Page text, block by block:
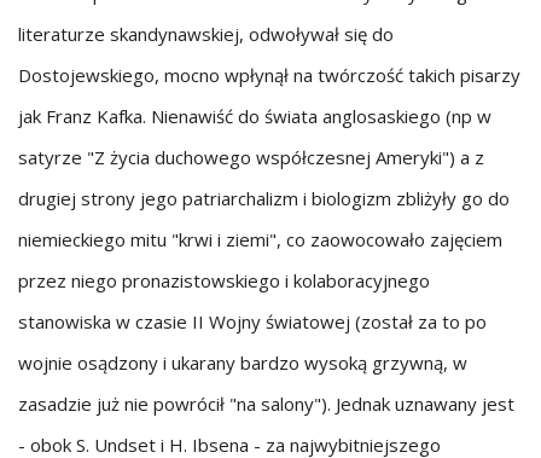
literaturze skandynawskiej, odwoływał się do
Dostojewskiego, mocno wpłynął na twórczość takich pisarzy
jak Franz Kafka. Nienawiść do świata anglosaskiego (np w
satyrze "Z życia duchowego współczesnej Ameryki") a z
drugiej strony jego patriarchalizm i biologizm zbliżyły go do
niemieckiego mitu "krwi i ziemi", co zaowocowało zajęciem
przez niego pronazistowskiego i kolaboracyjnego
stanowiska w czasie II Wojny światowej (został za to po
wojnie osądzony i ukarany bardzo wysoką grzywną, w
zasadzie już nie powrócił "na salony"). Jednak uznawany jest
- obok S. Undset i H. Ibsena - za najwybitniejszego